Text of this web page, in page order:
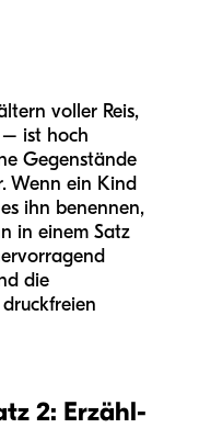
voller Reis,
– ist hoch
Gegenstände
Wenn ein Kind
ihn benennen,
in einem Satz
die
2: Erzähl-